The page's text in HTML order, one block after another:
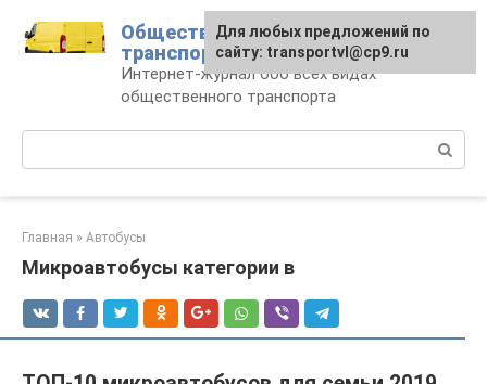
контенту
Общественный
транспорт
Интернет-журнал обо всех видах
общественного транспорта
Главная » Автобусы
Микроавтобусы категории в
Для любых предложений по
сайту: transportvl@cp9.ru